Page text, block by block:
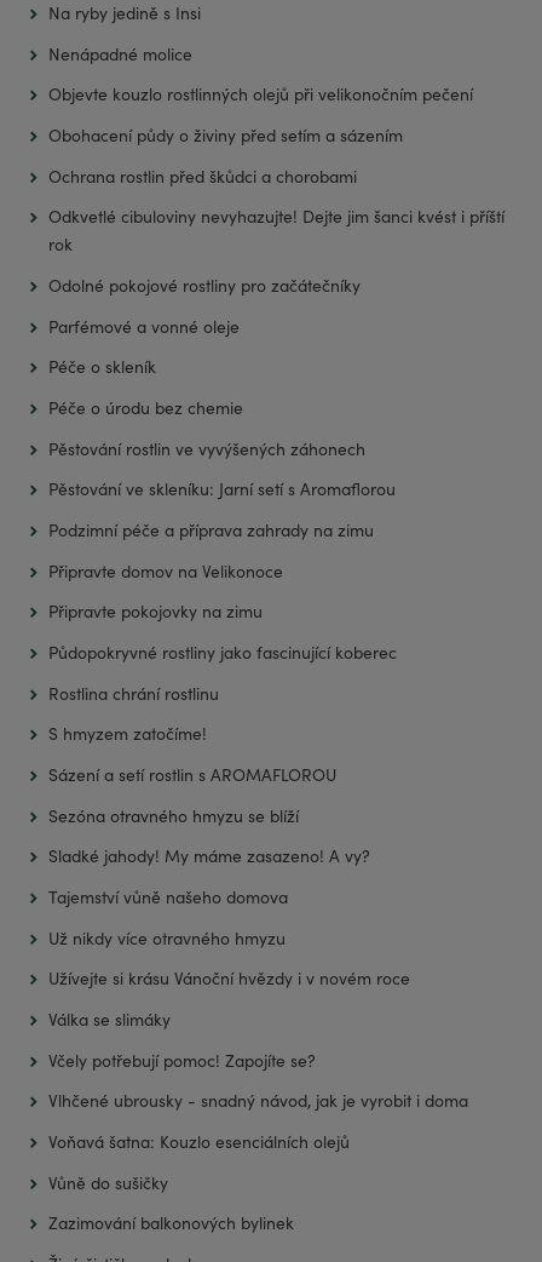
Na ryby jedině s Insi
Nenápadné molice
Objevte kouzlo rostlinných olejů při velikonočním pečení
Obohacení půdy o živiny před setím a sázením
Ochrana rostlin před škůdci a chorobami
Odkvetlé cibuloviny nevyhazujte! Dejte jim šanci kvést i příští
rok
Odolné pokojové rostliny pro začátečníky
Parfémové a vonné oleje
Péče o skleník
Péče o úrodu bez chemie
Pěstování rostlin ve vyvýšených záhonech
Pěstování ve skleníku: Jarní setí s Aromaflorou
Podzimní péče a příprava zahrady na zimu
Připravte domov na Velikonoce
Připravte pokojovky na zimu
Půdopokryvné rostliny jako fascinující koberec
Rostlina chrání rostlinu
S hmyzem zatočíme!
Sázení a setí rostlin s AROMAFLOROU
Sezóna otravného hmyzu se blíží
Sladké jahody! My máme zasazeno! A vy?
Tajemství vůně našeho domova
Už nikdy více otravného hmyzu
Užívejte si krásu Vánoční hvězdy i v novém roce
Válka se slimáky
Včely potřebují pomoc! Zapojíte se?
Vlhčené ubrousky - snadný návod, jak je vyrobit i doma
Voňavá šatna: Kouzlo esenciálních olejů
Vůně do sušičky
Zazimování balkonových bylinek